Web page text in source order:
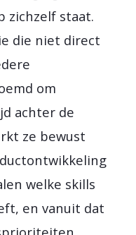
zichzelf staat.
die niet direct
om
achter de
ze bewust
welke skills
en vanuit dat